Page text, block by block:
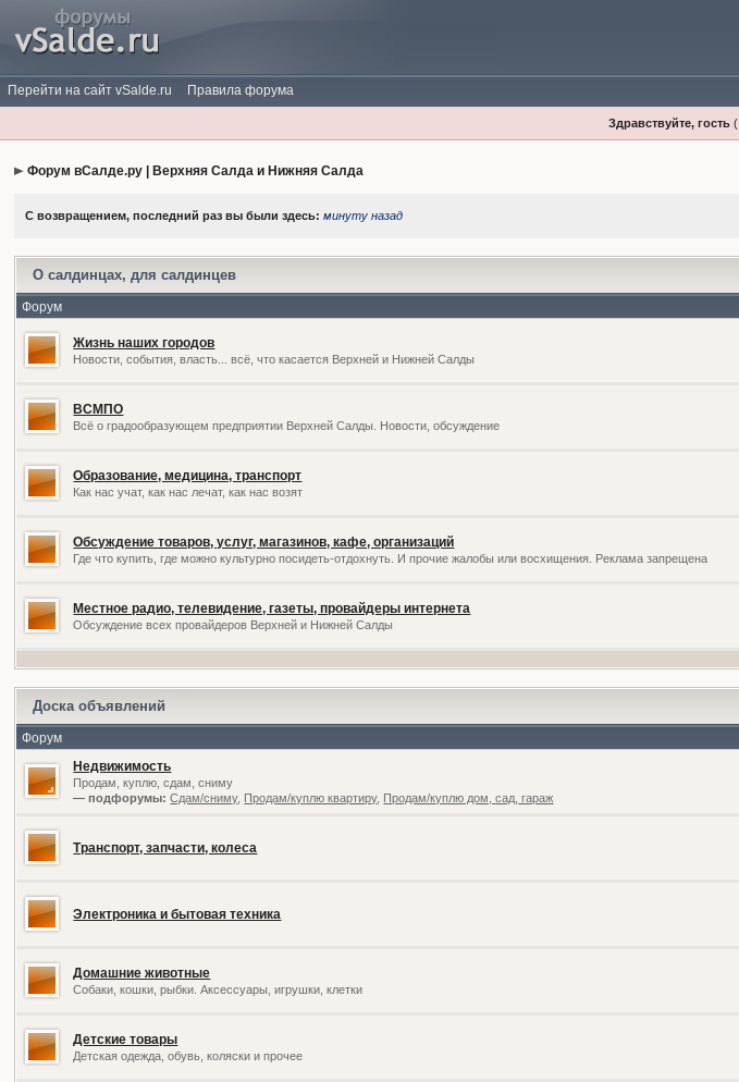
Перейти на сайт vSalde.ru Правила форума
Здравствуйте, гость(
Форум вСалде.ру | Верхняя Салда и Нижняя Салда
С возвращением, последний раз вы были здесь:минуту назад
О салдинцах, для салдинцев
Форум
Жизнь наших городов
Новости, события, власть... всё, что касается Верхней и Нижней Салды
ВСМПО
Всё о градообразующем предприятии Верхней Салды. Новости, обсуждение
Образование, медицина, транспорт
Как нас учат, как нас лечат, как нас возят
Обсуждение товаров, услуг, магазинов, кафе, организаций
Где что купить, где можно культурно посидеть-отдохнуть. И прочие жалобы или восхищения. Реклама запрещена
Местное радио, телевидение, газеты, провайдеры интернета
Обсуждение всех провайдеров Верхней и Нижней Салды
Доска объявлений
Форум
Недвижимость
Продам, куплю, сдам, сниму
— подфорумы: Сдам/сниму, Продам/куплю квартиру, Продам/куплю дом, сад, гараж
Транспорт, запчасти, колеса
Электроника и бытовая техника
Домашние животные
Собаки, кошки, рыбки. Аксессуары, игрушки, клетки
Детские товары
Детская одежда, обувь, коляски и прочее